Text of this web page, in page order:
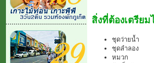
สิ่งที่ต้องเตรียม
ชุดว่ายน้ำ
ชุดลำลอง
หมวก